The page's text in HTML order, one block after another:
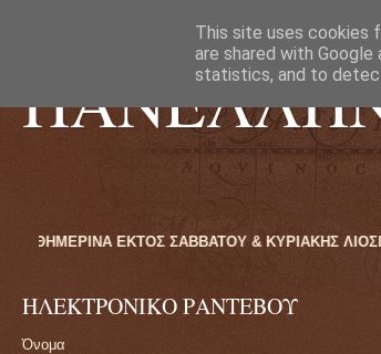
09:00ΠΜ ΕΩΣ 16:00ΜΜ ΚΑΘΗΜΕΡΙΝΑ ΕΚΤΟΣ
ΗΛΕΚΤΡΟΝΙΚΟ ΡΑΝΤΕΒΟΥ
Όνομα
This site uses cookies
are shared with
statistics, and to